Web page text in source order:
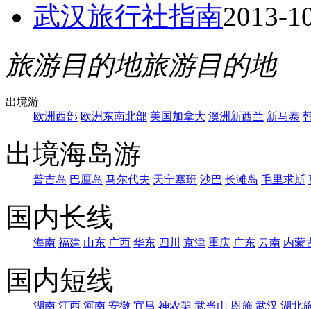
武汉旅行社指南2013-
旅游目的地旅游目的地
出境游
欧洲西部 欧洲东南北部 美国加拿大 澳洲新西兰 新马泰
出境海岛游
普吉岛 巴厘岛 马尔代夫 天宁塞班 沙巴 长滩岛 毛里求斯
国内长线
海南 福建 山东 广西 华东 四川 京津 重庆 广东 云南 内蒙
国内短线
湖南 江西 河南 安徽 宜昌 神农架 武当山 恩施 武汉 湖北